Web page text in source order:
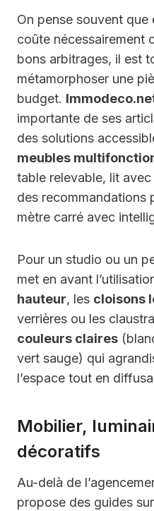
On pense souvent que
coûte nécessairement
bons arbitrages, il est
métamorphoser une
budget.
importante de ses
des solutions
meubles
table relevable, lit
des recommandations
mètre carré avec
Pour un studio ou un
met en avant
hauteur, les cloisons
verrières ou les
couleurs claires
vert sauge) qui
l’espace tout en
Mobilier,
décoratifs
Au-delà de
propose des guides